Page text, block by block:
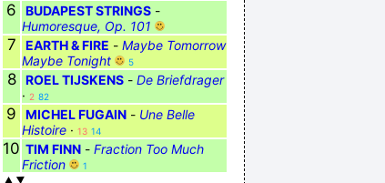
6 BUDAPEST STRINGS -
Humoresque, Op. 101
7 EARTH & FIRE - Maybe Tomorrow
Maybe Tonight
5
8 ROEL TIJSKENS - De Briefdrager
· 2 82
9 MICHEL FUGAIN - Une Belle
Histoire · 13 14
10 TIM FINN - Fraction Too Much
Friction
1